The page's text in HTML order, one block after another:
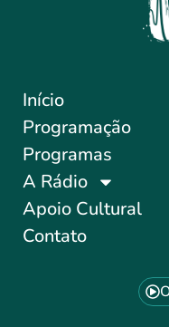
Início
Programação
Programas
A Rádio
Apoio Cultural
Contato